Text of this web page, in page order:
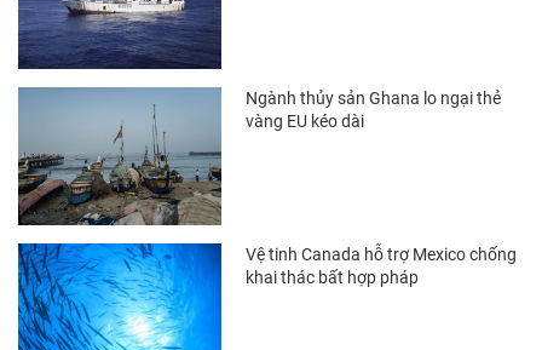
Ngành thủy sản Ghana lo ngại thẻ
vàng EU kéo dài
Vệ tinh Canada hỗ trợ Mexico chống
khai thác bất hợp pháp